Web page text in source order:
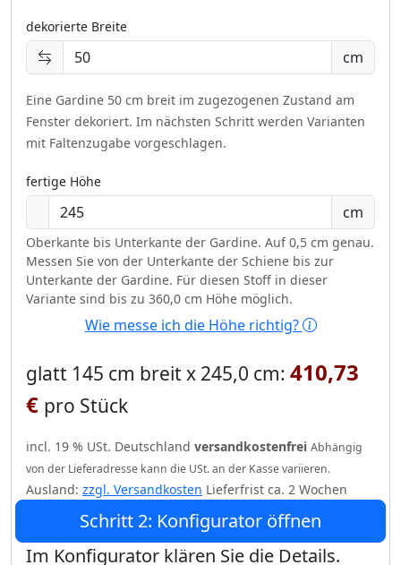
dekorierte Breite
cm
Eine Gardine 50 cm breit im zugezogenen Zustand am
Fenster dekoriert. Im nächsten Schritt werden Varianten
mit Faltenzugabe vorgeschlagen.
fertige Höhe
cm
Oberkante bis Unterkante der Gardine. Auf 0,5 cm genau.
Messen Sie von der Unterkante der Schiene bis zur
Unterkante der Gardine. Für diesen Stoff in dieser
Variante sind bis zu 360,0 cm Höhe möglich.
Wie messe ich die Höhe richtig?
glatt 145 cm breit x 245,0 cm: 410,73
€ pro Stück
incl. 19 % USt. Deutschland versandkostenfrei Abhängig
von der Lieferadresse kann die USt. an der Kasse variieren.
Ausland: zzgl. Versandkosten Lieferfrist ca. 2 Wochen
Schritt 2: Konfigurator öffnen
Im Konfigurator klären Sie die Details.